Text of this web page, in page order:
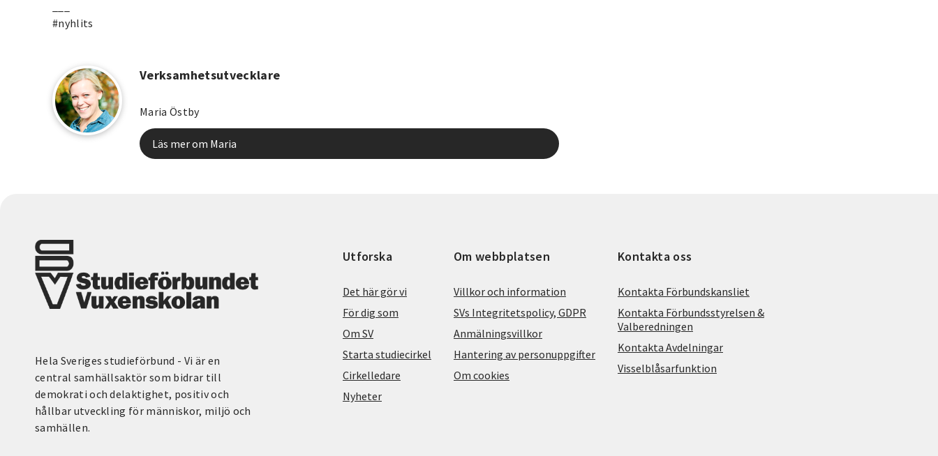
#nyhlits
Verksamhetsutvecklare
Maria Östby
Läs mer om Maria
Hela Sveriges studieförbund - Vi är en
central samhällsaktör som bidrar till
demokrati och delaktighet, positiv och
hållbar utveckling för människor, miljö och
samhällen.
Utforska
Det här gör vi
För dig som
Om SV
Starta studiecirkel
Cirkelledare
Nyheter
Om webbplatsen
Villkor och information
SVs Integritetspolicy, GDPR
Anmälningsvillkor
Hantering av personuppgifter
Om cookies
Kontakta oss
Kontakta Förbundskansliet
Kontakta Förbundsstyrelsen &
Valberedningen
Kontakta Avdelningar
Visselblåsarfunktion